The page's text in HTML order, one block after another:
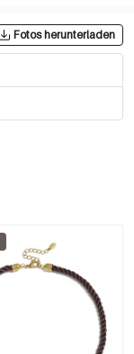
Fotos herunterladen